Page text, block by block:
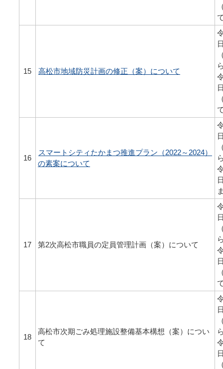
15 高松市地域防災計画の修正（案）について
16
スマートシティたかまつ推進プラン（2022～2024）
の素案について
17 第2次高松市職員の定員管理計画（案）について
18
高松市次期ごみ処理施設整備基本構想（案）につい
て